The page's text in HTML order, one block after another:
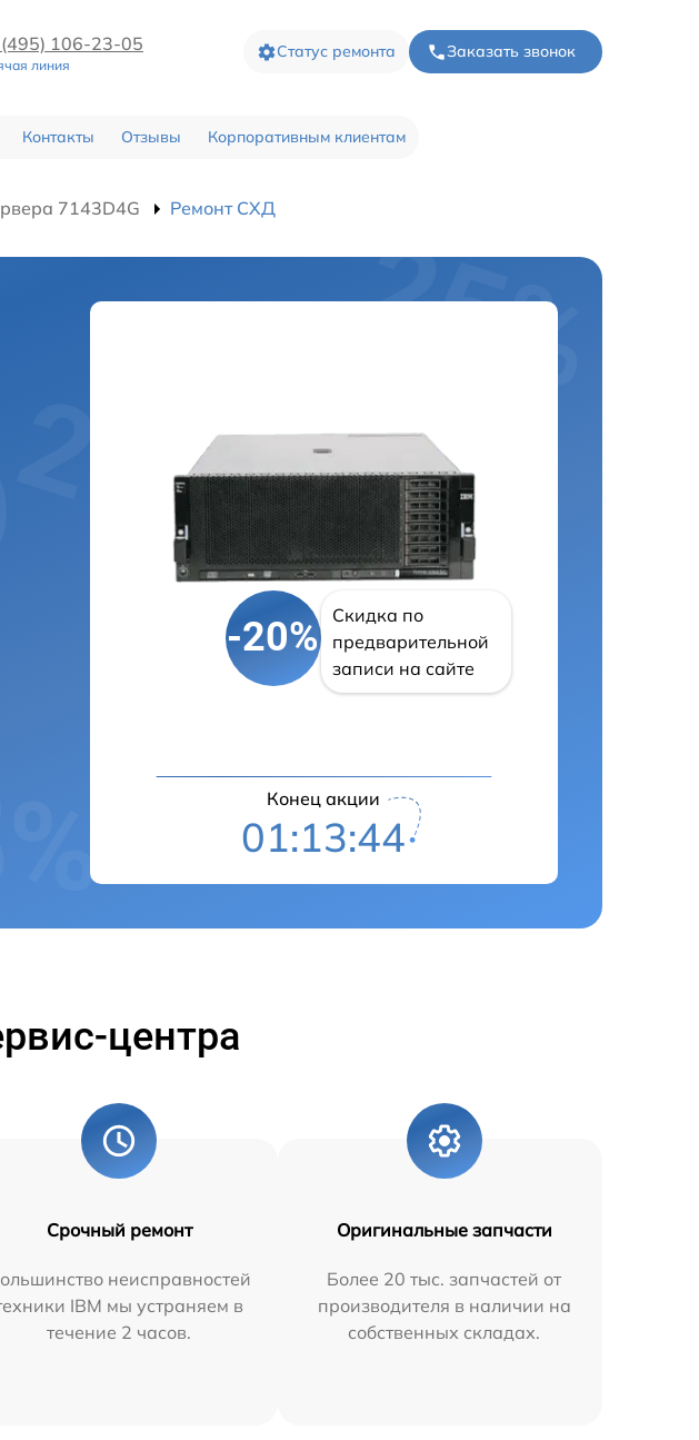
106-23-05
линия
Статус ремонта Заказать звонок
Контакты Отзывы Корпоративным клиентам
7143D4G Ремонт СХД
-20%
Скидка по
предварительной
записи на сайте
Конец акции
01:13:43
центра
Срочный ремонт
неисправностей
IBM мы устраняем в
течение 2 часов.
Оригинальные запчасти
Более 20 тыс. запчастей от
производителя в наличии на
собственных складах.